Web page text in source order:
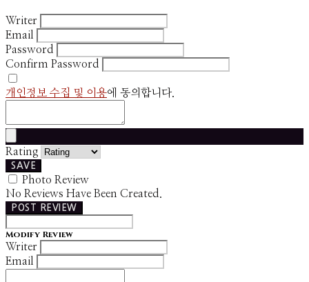
Writer
Email
Password
Confirm Password
개인정보 수집 및 이용에 동의합니다.
Rating
SAVE
Photo Review
No Reviews Have Been Created.
POST REVIEW
Modify Review
Writer
Email